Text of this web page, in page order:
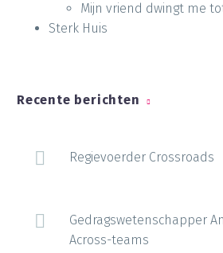
Mijn vriend dwingt me
Sterk Huis
Recente berichten
Regievoerder Crossroads
Gedragswetenschapper
Across-teams